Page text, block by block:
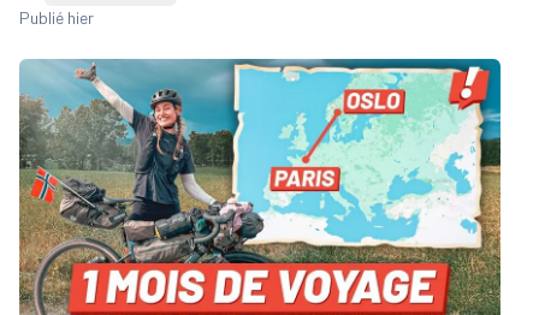
Publié hier